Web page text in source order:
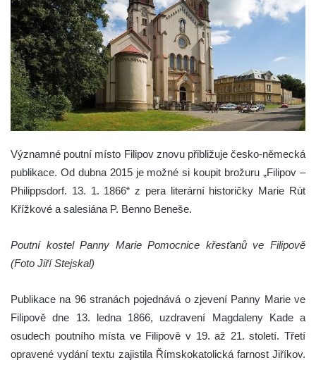
Významné poutní místo Filipov znovu přibližuje česko-německá
publikace. Od dubna 2015 je možné si koupit brožuru „Filipov –
Philippsdorf. 13. 1. 1866“ z pera literární historičky Marie Rút
Křížkové a salesiána P. Benno Beneše.
Poutní kostel Panny Marie Pomocnice křesťanů ve Filipově
(Foto Jiří Stejskal)
Publikace na 96 stranách pojednává o zjevení Panny Marie ve
Filipově dne 13. ledna 1866, uzdravení Magdaleny Kade a
osudech poutního místa ve Filipově v 19. až 21. století. Třetí
opravené vydání textu zajistila Římskokatolická farnost Jiříkov.